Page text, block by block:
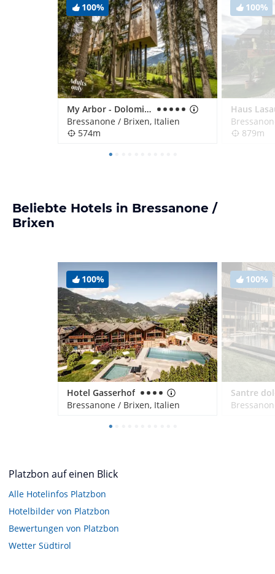
100%
My Arbor - Dolomites
Bressanone / Brixen, Italien
574m
100%
Haus
879m
Beliebte Hotels in Bressanone /
Brixen
100%
Hotel Gasserhof
Bressanone / Brixen, Italien
100%
Platzbon auf einen Blick
Alle Hotelinfos Platzbon
Hotelbilder von Platzbon
Bewertungen von Platzbon
Wetter Südtirol